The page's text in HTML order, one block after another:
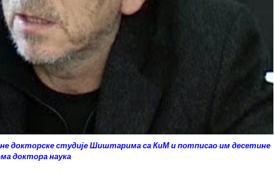
докторске студије Шиштарима са КиМ и потписао им десетине
доктора наука